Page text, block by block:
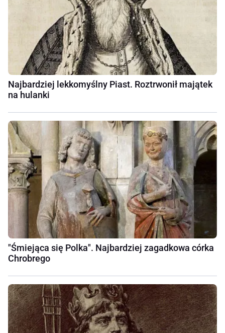
Najbardziej lekkomyślny Piast. Roztrwonił majątek
na hulanki
"Śmiejąca się Polka". Najbardziej zagadkowa córka
Chrobrego